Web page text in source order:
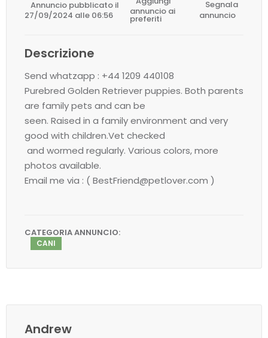
Annuncio pubblicato il
27/09/2024 alle 06:56
annuncio ai
preferiti
Segnala
annuncio
Descrizione
Send whatzapp : +44 1209 440108
Purebred Golden Retriever puppies. Both parents
are family pets and can be
seen. Raised in a family environment and very
good with children.Vet checked
and wormed regularly. Various colors, more
photos available.
Email me via : ( BestFriend@petlover.com )
CATEGORIA ANNUNCIO:
CANI
Andrew